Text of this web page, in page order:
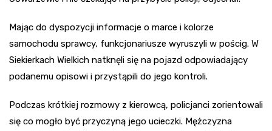
Mając do dyspozycji informacje o marce i kolorze
samochodu sprawcy, funkcjonariusze wyruszyli w pościg. W
Siekierkach Wielkich natknęli się na pojazd odpowiadający
podanemu opisowi i przystąpili do jego kontroli.
Podczas krótkiej rozmowy z kierowcą, policjanci zorientowali
się co mogło być przyczyną jego ucieczki. Mężczyzna